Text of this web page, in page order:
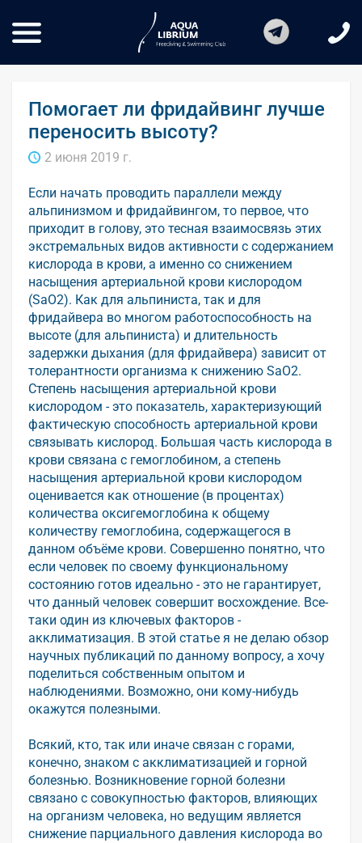
Помогает ли фридайвинг лучше
переносить высоту?
2 июня 2019 г.
Если начать проводить параллели между
альпинизмом и фридайвингом, то первое, что
приходит в голову, это тесная взаимосвязь этих
экстремальных видов активности с содержанием
кислорода в крови, а именно со снижением
насыщения артериальной крови кислородом
(SaO2). Как для альпиниста, так и для
фридайвера во многом работоспособность на
высоте (для альпиниста) и длительность
задержки дыхания (для фридайвера) зависит от
толерантности организма к снижению SaO2.
Степень насыщения артериальной крови
кислородом - это показатель, характеризующий
фактическую способность артериальной крови
связывать кислород. Большая часть кислорода в
крови связана с гемоглобином, а степень
насыщения артериальной крови кислородом
оценивается как отношение (в процентах)
количества оксигемоглобина к общему
количеству гемоглобина, содержащегося в
данном объёме крови. Совершенно понятно, что
если человек по своему функциональному
состоянию готов идеально - это не гарантирует,
что данный человек совершит восхождение. Все-
таки один из ключевых факторов -
акклиматизация. В этой статье я не делаю обзор
научных публикаций по данному вопросу, а хочу
поделиться собственным опытом и
наблюдениями. Возможно, они кому-нибудь
окажутся полезными.
Всякий, кто, так или иначе связан с горами,
конечно, знаком с акклиматизацией и горной
болезнью. Возникновение горной болезни
связано с совокупностью факторов, влияющих
на организм человека, но ведущим является
снижение парциального давления кислорода во